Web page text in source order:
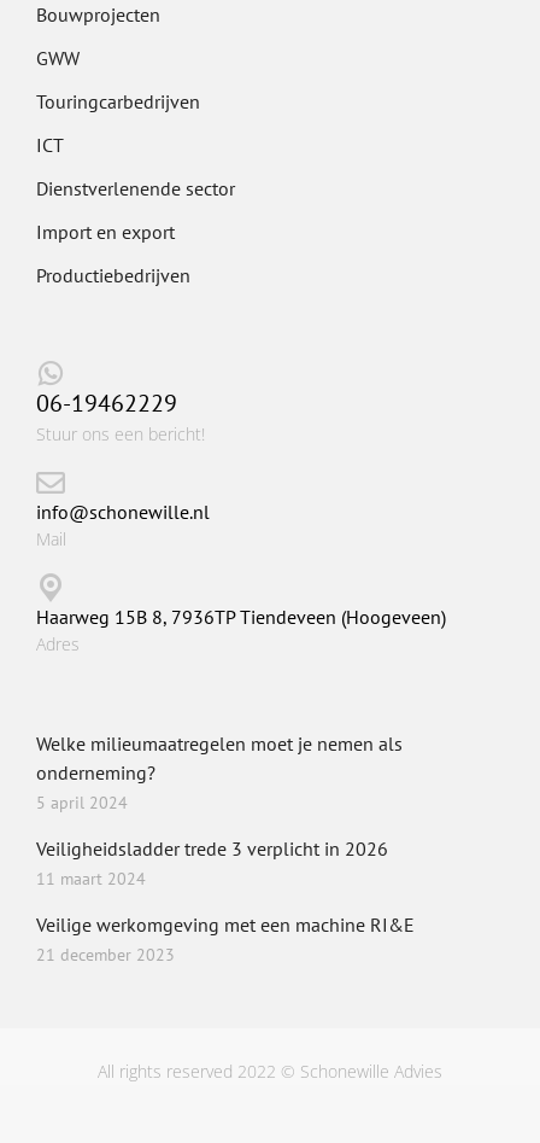
Bouwprojecten
GWW
Touringcarbedrijven
ICT
Dienstverlenende sector
Import en export
Productiebedrijven
06-19462229
Stuur ons een bericht!
info@schonewille.nl
Mail
Haarweg 15B 8, 7936TP Tiendeveen (Hoogeveen)
Adres
Welke milieumaatregelen moet je nemen als
onderneming?
5 april 2024
Veiligheidsladder trede 3 verplicht in 2026
11 maart 2024
Veilige werkomgeving met een machine RI&E
21 december 2023
All rights reserved 2022 © Schonewille Advies